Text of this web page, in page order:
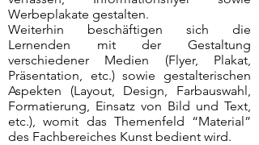
Werbeplakate gestalten.
Weiterhin beschäftigen sich die
Lernenden mit der Gestaltung
verschiedener Medien (Flyer, Plakat,
Präsentation, etc.) sowie gestalterischen
Aspekten (Layout, Design, Farbauswahl,
Formatierung, Einsatz von Bild und Text,
etc.), womit das Themenfeld “Material”
des Fachbereiches Kunst bedient wird.